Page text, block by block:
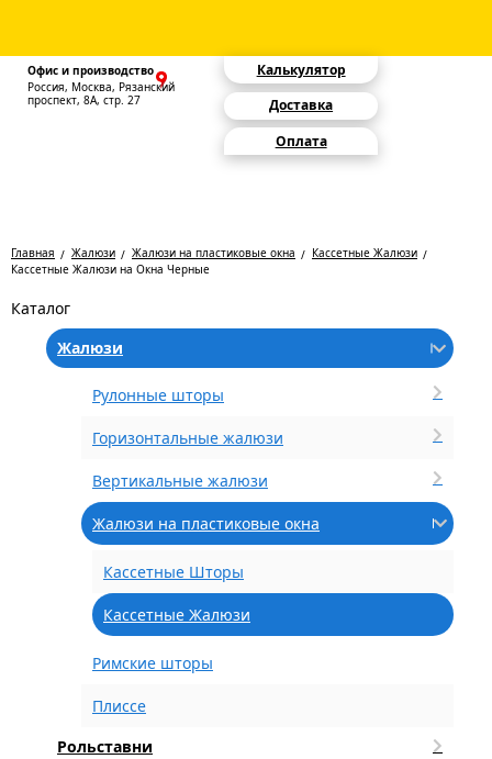
Офис и производство
Россия, Москва, Рязанский
проспект, 8А, стр. 27
Калькулятор
Доставка
Оплата
Главная Жалюзи Жалюзи на пластиковые окна
Кассетные Жалюзи
Кассетные Жалюзи на Окна Черные
Каталог
Жалюзи
Рулонные шторы
Горизонтальные жалюзи
Вертикальные жалюзи
Жалюзи на пластиковые окна
Кассетные Шторы
Кассетные Жалюзи
Римские шторы
Плиссе
Рольставни